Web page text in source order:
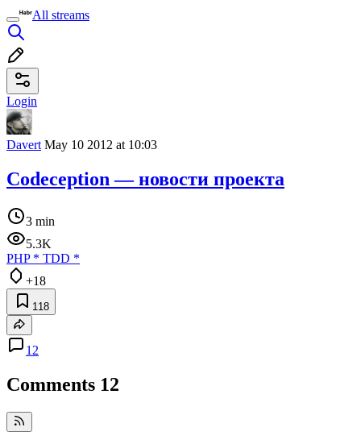
All streams
Login
Davert May 10 2012 at 10:03
Codeception — новости проекта
3 min
5.3K
PHP* TDD *
+18
118
12
Comments 12